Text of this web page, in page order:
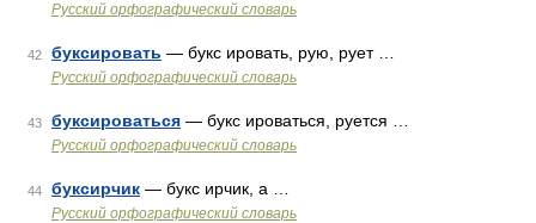
Русский орфографический словарь
42 буксировать — букс ировать, рую, рует …
Русский орфографический словарь
43 буксироваться — букс ироваться, руется …
Русский орфографический словарь
44 буксирчик — букс ирчик, а …
Русский орфографический словарь